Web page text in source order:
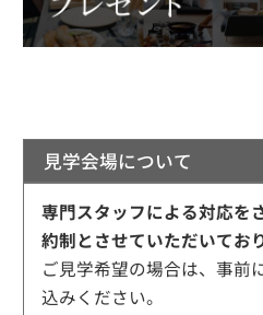
見学会場について
専門スタッフによる対応を
約制とさせていただいてお
ご見学希望の場合は、事前
込みください。